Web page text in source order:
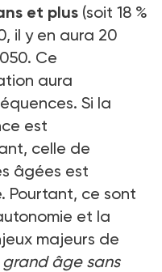
et plus (soit 18 %
il y en aura 20
Ce
aura
Si la
est
celle de
âgées est
Pourtant, ce sont
et la
majeurs de
grand âge sans